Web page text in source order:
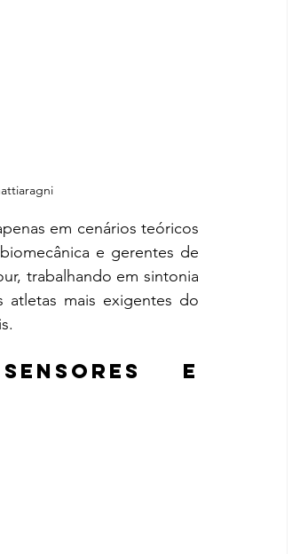
em cenários teóricos
e gerentes de
trabalhando em sintonia
mais exigentes do
e